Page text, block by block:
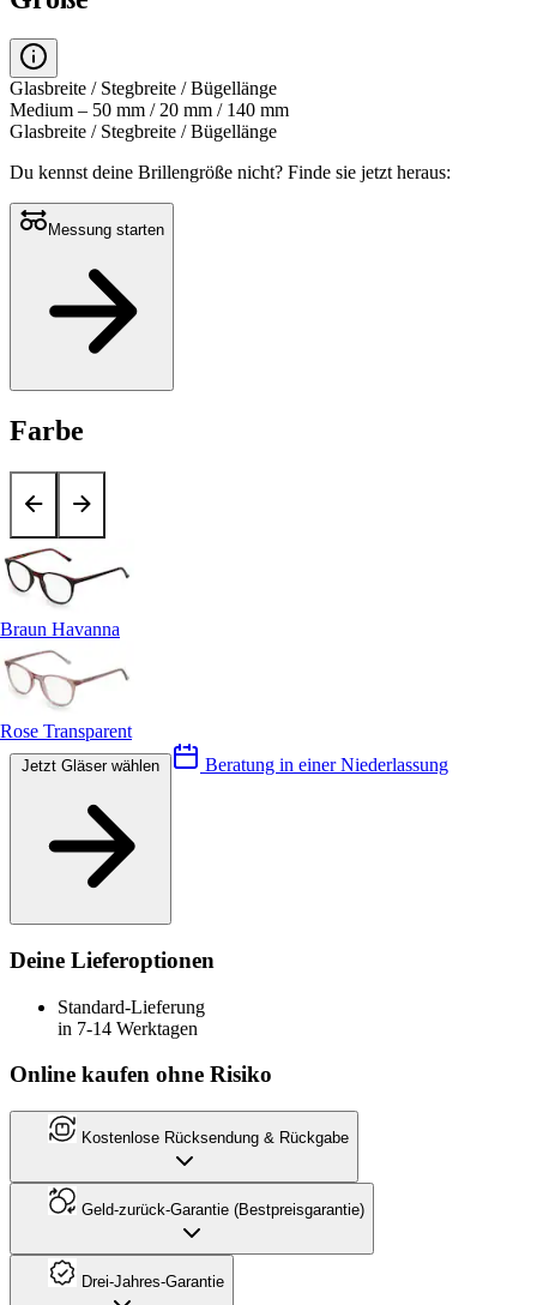
Glasbreite / Stegbreite / Bügellänge
Medium – 50 mm / 20 mm / 140 mm
Glasbreite / Stegbreite / Bügellänge
Du kennst deine Brillengröße nicht? Finde sie jetzt heraus:
Messung starten
Farbe
Braun Havanna
Rose Transparent
Beratung in einer Niederlassung
Deine Lieferoptionen
Standard-Lieferung
in 7-14 Werktagen
Online kaufen ohne Risiko
Kostenlose Rücksendung & Rückgabe
Geld-zurück-Garantie (Bestpreisgarantie)
Drei-Jahres-Garantie